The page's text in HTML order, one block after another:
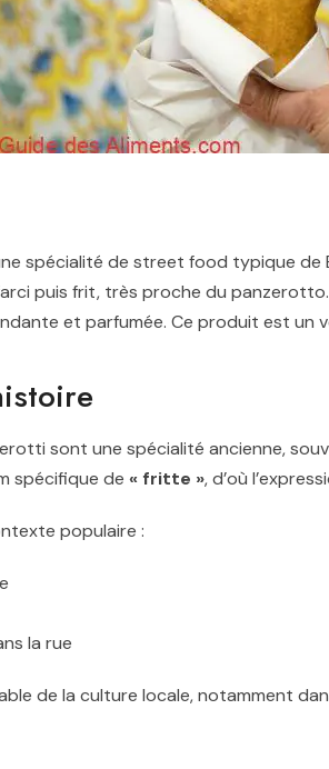
spécialité de street food typique de
puis frit, très proche du
et parfumée. Ce produit est un
sont une spécialité ancienne,
spécifique de « fritte », d’où
populaire :
la rue
de la culture locale, notamment